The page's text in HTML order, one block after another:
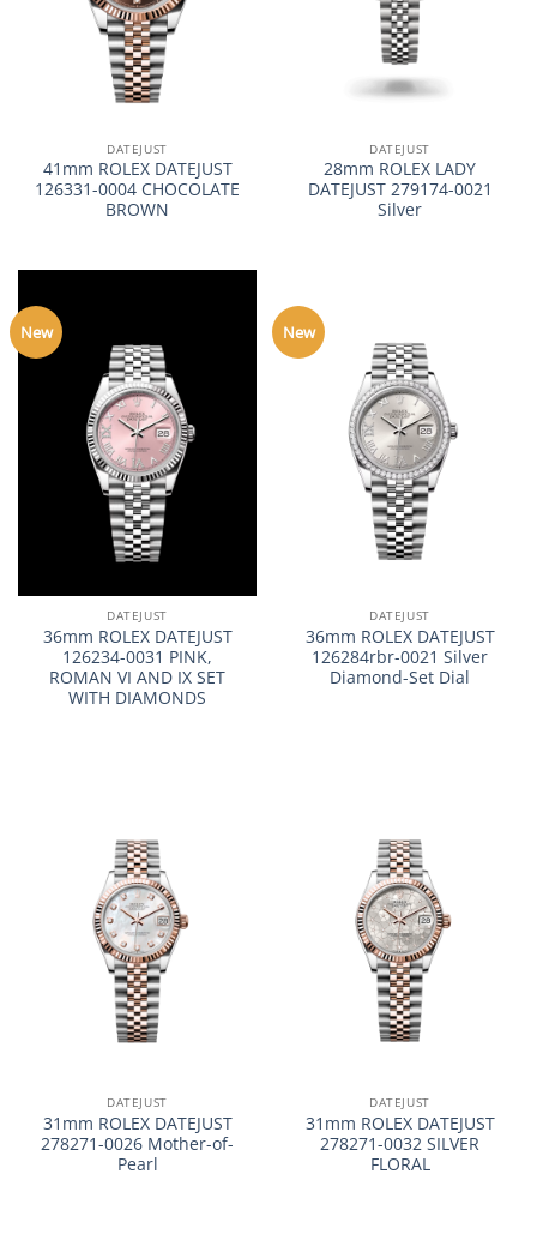
DATEJUST
41mm ROLEX DATEJUST
126331-0004 CHOCOLATE
BROWN
DATEJUST
28mm ROLEX LADY
DATEJUST 279174-0021
Silver
New
DATEJUST
36mm ROLEX DATEJUST
126234-0031 PINK,
ROMAN VI AND IX SET
WITH DIAMONDS
New
DATEJUST
36mm ROLEX DATEJUST
126284rbr-0021 Silver
Diamond-Set Dial
DATEJUST
31mm ROLEX DATEJUST
278271-0026 Mother-of-
Pearl
DATEJUST
31mm ROLEX DATEJUST
278271-0032 SILVER
FLORAL